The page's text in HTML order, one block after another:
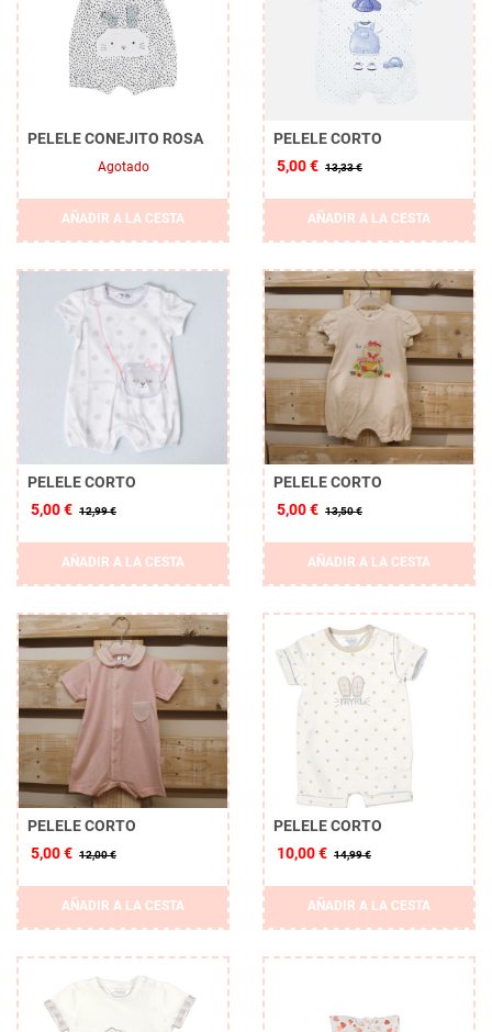
PELELE CONEJITO ROSA
Agotado
AÑADIR A LA CESTA
PELELE CORTO
5,00 € 13,33 €
AÑADIR A LA CESTA
PELELE CORTO
5,00 € 12,99 €
AÑADIR A LA CESTA
PELELE CORTO
5,00 € 13,50 €
AÑADIR A LA CESTA
PELELE CORTO
5,00 € 12,00 €
AÑADIR A LA CESTA
PELELE CORTO
10,00 € 14,99 €
AÑADIR A LA CESTA